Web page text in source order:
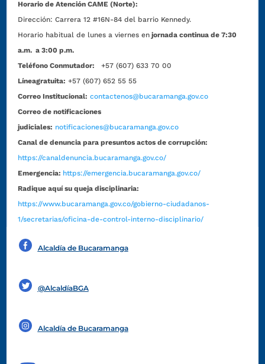
Horario de Atención CAME (Norte):
Dirección:Carrera 12 #16N-84 del barrio Kennedy.
Horario habitual de lunes a viernes en jornada continua de 7:30
a.m. a 3:00 p.m.
Teléfono Conmutador:
+57 (607) 633 70 00
Líneagratuita: +57 (607) 652 55 55
Correo Institucional: contactenos@bucaramanga.gov.co
Correo de notificaciones
judiciales: notificaciones@bucaramanga.gov.co
Canal de denuncia para presuntos actos de corrupción:
https://canaldenuncia.bucaramanga.gov.co/
Emergencia: https://emergencia.bucaramanga.gov.co/
Radique aquí su queja disciplinaria:
https://www.bucaramanga.gov.co/gobierno-ciudadanos-
1/secretarias/oficina-de-control-interno-disciplinario/
Alcaldía de Bucaramanga
@AlcaldíaBGA
Alcaldía de Bucaramanga